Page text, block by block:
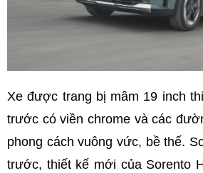
Xe được trang bị mâm 19 inch
trước có viền chrome và các
phong cách vuông vức, bề thế.
trước, thiết kế mới của Sorento